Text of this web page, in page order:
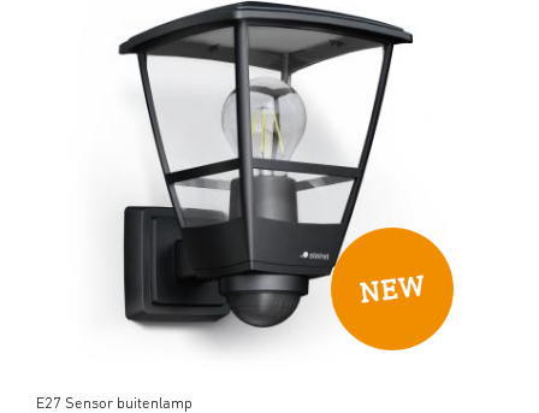
E27 Sensor buitenlamp